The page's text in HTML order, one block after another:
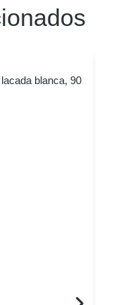
blanca, 90